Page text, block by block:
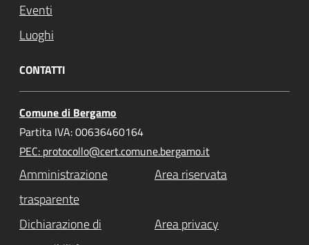
Eventi
Luoghi
CONTATTI
Comune di Bergamo
Partita IVA: 00636460164
PEC: protocollo@cert.comune.bergamo.it
Amministrazione
trasparente
Area riservata
Dichiarazione di
Area privacy